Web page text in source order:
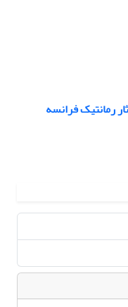
رمانتیک فرانسه